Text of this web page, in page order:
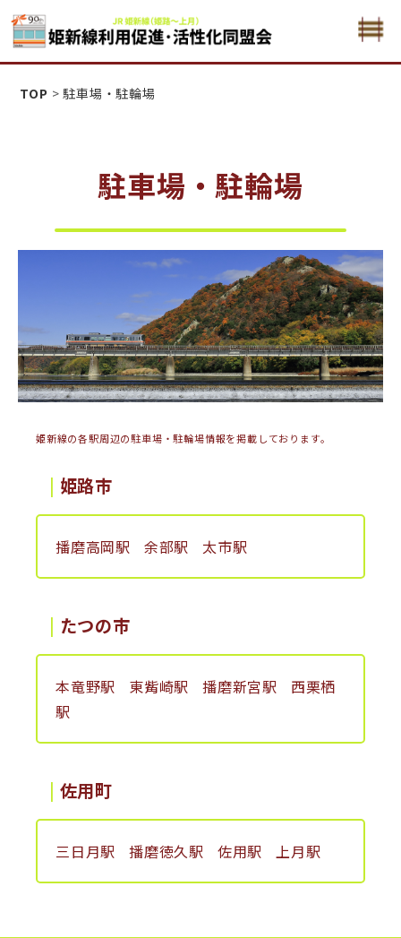
姫新線利用促進活性化・同盟会
TOP >駐車場・駐輪場
駐車場・駐輪場
姫新線の各駅周辺の駐車場・駐輪場情報を掲載しております。
姫路市
播磨高岡駅 余部駅 太市駅
たつの市
本竜野駅 東觜崎駅 播磨新宮駅
西栗栖
駅
佐用町
三日月駅 播磨徳久駅 佐用駅 上月駅